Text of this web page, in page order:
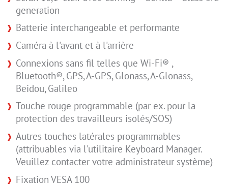
generation
Batterie interchangeable et performante
Caméra à l'avant et à l'arrière
Connexions sans fil telles que Wi-Fi® ,
Bluetooth®, GPS, A-GPS, Glonass, A-Glonass,
Beidou, Galileo
Touche rouge programmable (par ex. pour la
protection des travailleurs isolés/SOS)
Autres touches latérales programmables
(attribuables via l'utilitaire Keyboard Manager.
Veuillez contacter votre administrateur système)
Fixation VESA 100